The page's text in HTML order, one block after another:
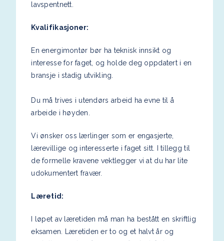
lavspentnett.
Kvalifikasjoner:
En energimontør bør ha teknisk innsikt og
interesse for faget, og holde deg oppdatert i en
bransje i stadig utvikling.
Du må trives i utendørs arbeid ha evne til å
arbeide i høyden.
Vi ønsker oss lærlinger som er engasjerte,
lærevillige og interesserte i faget sitt. I tillegg til
de formelle kravene vektlegger vi at du har lite
udokumentert fravær.
Læretid:
I løpet av læretiden må man ha bestått en skriftlig
eksamen. Læretiden er to og et halvt år og